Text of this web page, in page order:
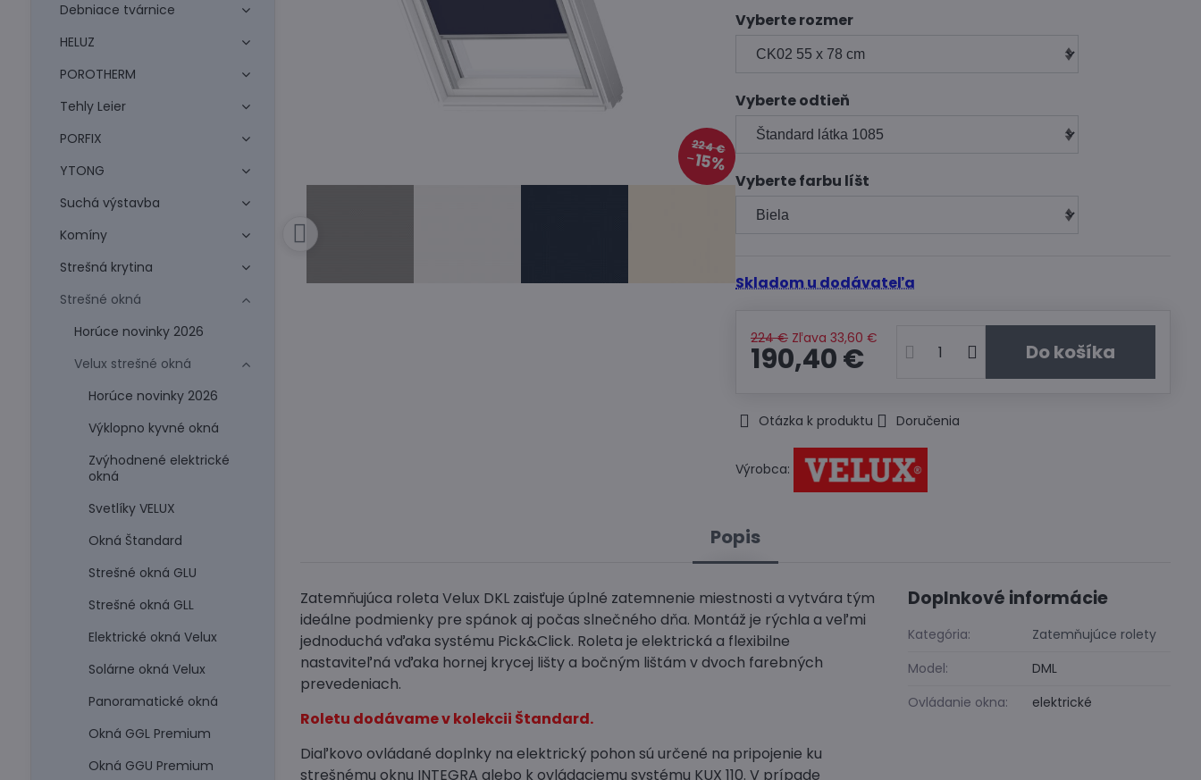
224 €
15%
Vyberte rozmer
Vyberte odtieň
Vyberte farbu líšt
Skladom u dodávateľa
224 € Zľava 33,60 €
190,40 € Do košíka
Otázka k produktu Doručenia
Výrobca:
Popis
Zatemňujúca roleta Velux DKL zaisťuje úplné zatemnenie miestnosti a vytvára tým
ideálne podmienky pre spánok aj počas slnečného dňa. Montáž je rýchla a veľmi
jednoduchá vďaka systému Pick&Click. Roleta je elektrická a flexibilne
nastaviteľná vďaka hornej krycej lišty a bočným lištám v dvoch farebných
prevedeniach.
Roletu dodávame v kolekcii Štandard.
Diaľkovo ovládané doplnky na elektrický pohon sú určené na pripojenie ku
strešnému oknu INTEGRA alebo k ovládaciemu systému KUX 110. V prípade
Doplnkové informácie
Kategória:
Zatemňujúce rolety
Model:
DML
Ovládanie okna:
elektrické
Debniace tvárnice
HELUZ
POROTHERM
Tehly Leier
PORFIX
YTONG
Suchá výstavba
Komíny
Strešná krytina
Strešné okná
Horúce novinky 2026
Velux strešné okná
Horúce novinky 2026
Výklopno kyvné okná
Zvýhodnené elektrické
okná
Svetlíky VELUX
Okná Štandard
Strešné okná GLU
Strešné okná GLL
Elektrické okná Velux
Solárne okná Velux
Panoramatické okná
Okná GGL Premium
Okná GGU Premium